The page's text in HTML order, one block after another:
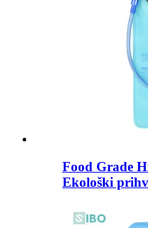
Food Grade
Ekološki